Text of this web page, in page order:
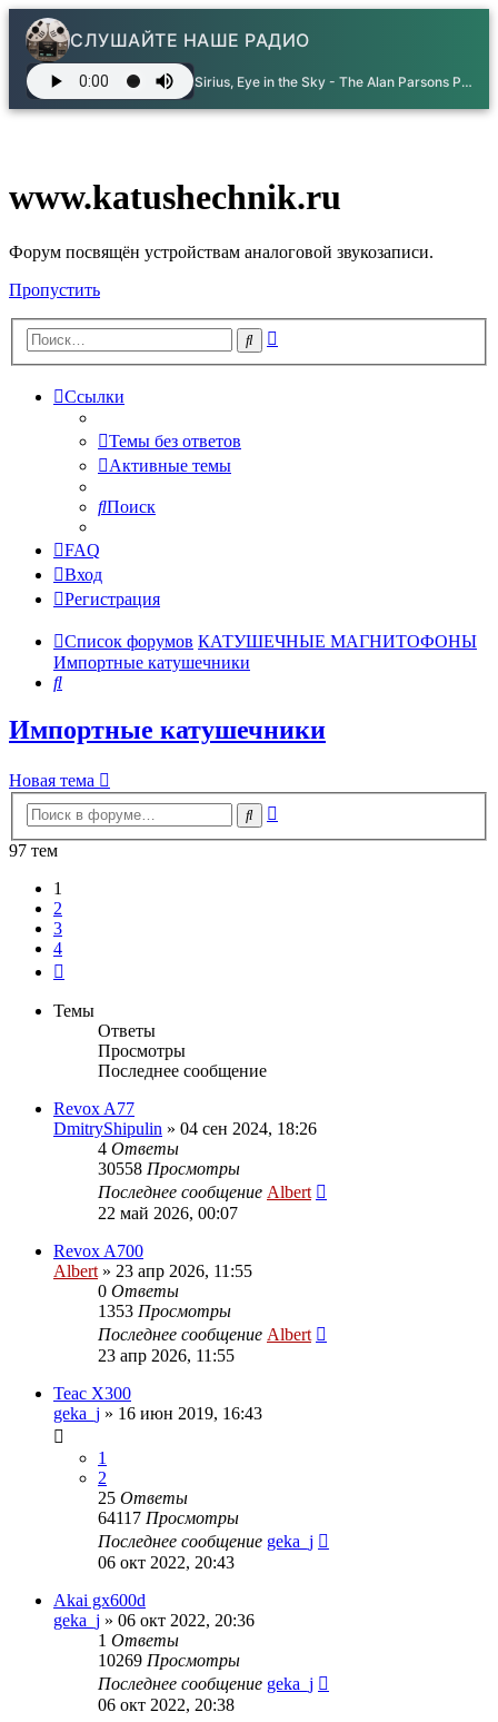
СЛУШАЙТЕ НАШЕ РАДИО
Sirius, Eye in the Sky - The Alan Parsons Project
www.katushechnik.ru
Форум посвящён устройствам аналоговой звукозаписи.
Пропустить
Поиск
Ссылки
Темы без ответов
Активные темы
Поиск
FAQ
Вход
Регистрация
Список форумов КАТУШЕЧНЫЕ МАГНИТОФОНЫ
Импортные катушечники
Поиск
Импортные катушечники
Новая тема
Поиск
97 тем
1
2
3
4
Темы
Ответы
Просмотры
Последнее сообщение
Revox A77
DmitryShipulin » 04 сен 2024, 18:26
4 Ответы
30558 Просмотры
Последнее сообщение Albert
22 май 2026, 00:07
Revox A700
Albert » 23 апр 2026, 11:55
0 Ответы
1353 Просмотры
Последнее сообщение Albert
23 апр 2026, 11:55
Teac X300
geka_j » 16 июн 2019, 16:43
1
2
25 Ответы
64117 Просмотры
Последнее сообщение geka_j
06 окт 2022, 20:43
Akai gx600d
geka_j » 06 окт 2022, 20:36
1 Ответы
10269 Просмотры
Последнее сообщение geka_j
06 окт 2022, 20:38